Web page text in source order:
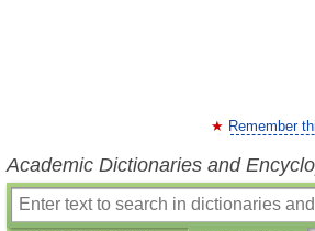
Remember
Academic Dictionaries and